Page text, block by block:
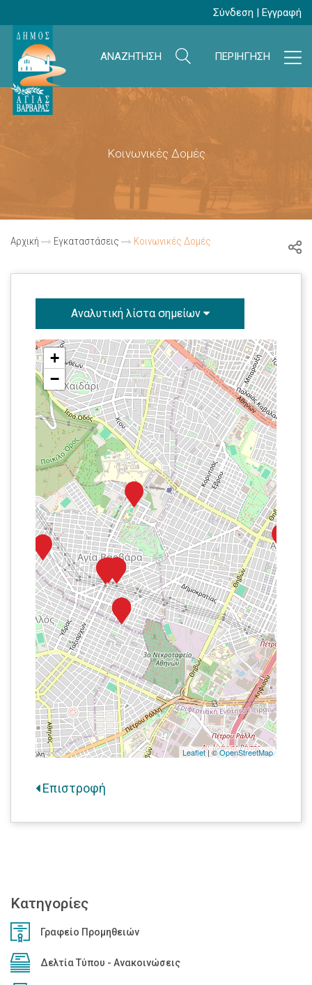
Σύνδεση | Εγγραφή
ΑΝΑΖΗΤΗΣΗ ΠΕΡΙΗΓΗΣΗ
Κοινωνικές Δομές
Αρχική Εγκαταστάσεις Κοινωνικές Δομές
Αναλυτική λίστα σημείων
+
−
Leaflet| ©OpenStreetMap
Επιστροφή
Κατηγορίες
Γραφείο Προμηθειών
Δελτία Τύπου - Ανακοινώσεις